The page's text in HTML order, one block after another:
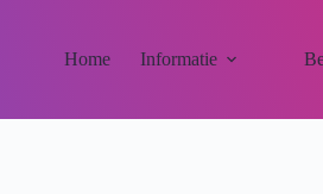
Home Informatie